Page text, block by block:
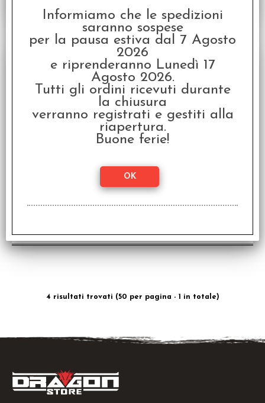
Rallyman GT - Edizione Italiana
Disponibilità: DISPONIBILE
Prezzo:€ 49,99
SCONTO 20%
€
4 risultati trovati (50 per pagina - 1 in totale)
Informiamo che le spedizioni
saranno sospese
per la pausa estiva dal 7 Agosto
2026
e riprenderanno Lunedì 17
Agosto 2026.
Tutti gli ordini ricevuti durante
la chiusura
verranno registrati e gestiti alla
riapertura.
Buone ferie!